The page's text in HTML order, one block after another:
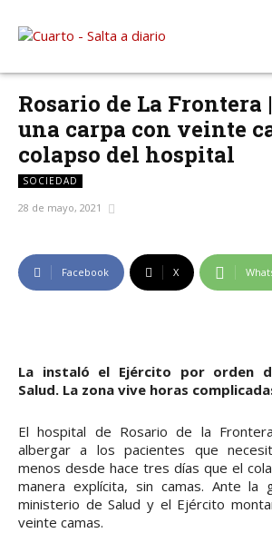
Rosario de La Frontera
una carpa con veinte
colapso del hospital
SOCIEDAD
28 de mayo, 2021
Facebook X
La instaló el Ejército por orden
Salud. La zona vive horas
El hospital de Rosario de la
albergar a los pacientes que
menos desde hace tres días que el
manera explícita, sin camas. Ante la
ministerio de Salud y el Ejército
veinte camas.